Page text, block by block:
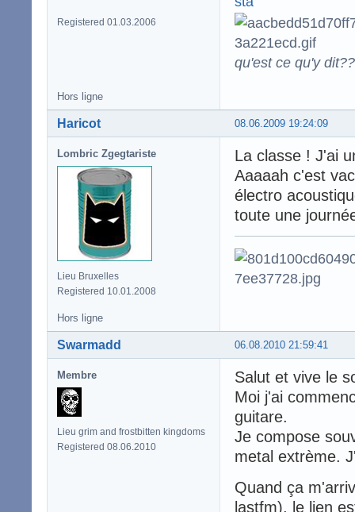
Registered 01.03.2006
qu'est ce qu'y
Hors ligne
08.06.2009 19:24:09
Haricot
Lombric Zgegtariste
Lieu Bruxelles
Registered 10.01.2008
La classe ! J'ai
Aaaaah c'est
électro
toute une
Hors ligne
06.08.2010 21:59:41
Swarmadd
Membre
Lieu grim and frostbitten kingdoms
Registered 08.06.2010
Salut et vive le
Moi j'ai
guitare.
Je compose
metal extrème.
Quand ça
lastfm), le lien